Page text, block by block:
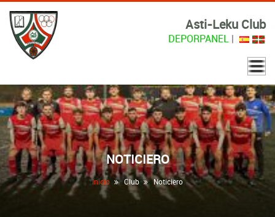
Asti-Leku Club
DEPORPANEL |
NOTICIERO
Inicio Club Noticiero